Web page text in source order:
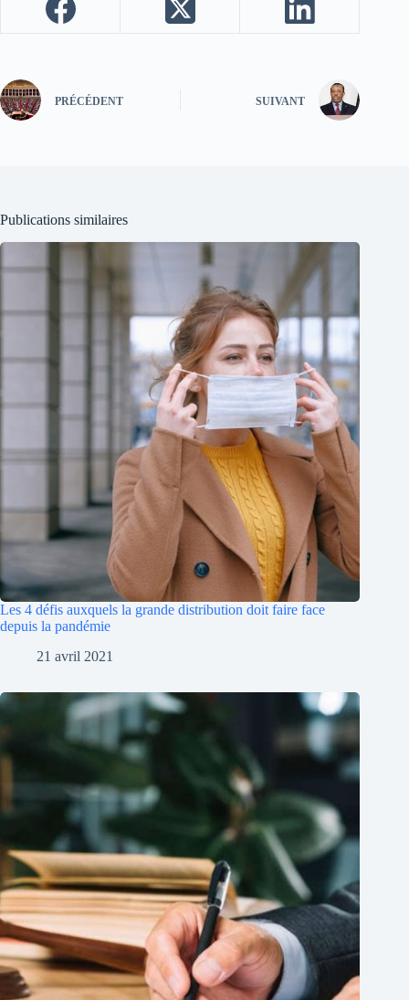
PRÉCÉDENT SUIVANT
Publications similaires
Les 4 défis auxquels la grande distribution doit faire face
depuis la pandémie
21 avril 2021